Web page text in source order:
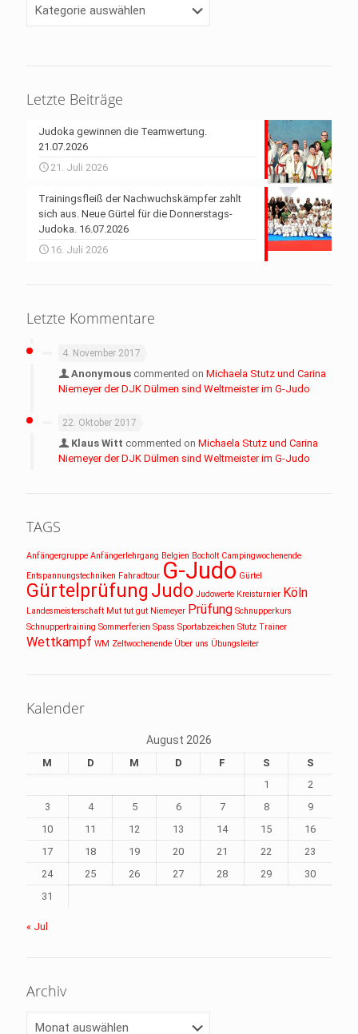
Letzte Beiträge
Judoka gewinnen die Teamwertung.
21.07.2026
21. Juli 2026
Trainingsfleiß der Nachwuchskämpfer zahlt
sich aus. Neue Gürtel für die Donnerstags-
Judoka. 16.07.2026
16. Juli 2026
Letzte Kommentare
4. November 2017
Anonymous commented on Michaela Stutz und Carina
Niemeyer der DJK Dülmen sind Weltmeister im G-Judo
22. Oktober 2017
Klaus Witt commented on Michaela Stutz und Carina
Niemeyer der DJK Dülmen sind Weltmeister im G-Judo
TAGS
Anfängergruppe Anfängerlehrgang Belgien Bocholt Campingwochenende
Entspannungstechniken Fahradtour G-Judo Gürtel
GürtelprüfungJudo Judowerte Kreisturnier Köln
Landesmeisterschaft Mut tut gut Niemeyer Prüfung Schnupperkurs
Schnuppertraining Sommerferien Spass Sportabzeichen Stutz Trainer
Wettkampf WM Zeltwochenende Über uns Übungsleiter
Kalender
August 2026
M D M D F S
S
1
2
3
4 5 6 7 8
9
10
11 12 13 14 15
16
17
18 19 20 21 22
23
24
25 26 27 28 29
30
31
« Jul
Archiv